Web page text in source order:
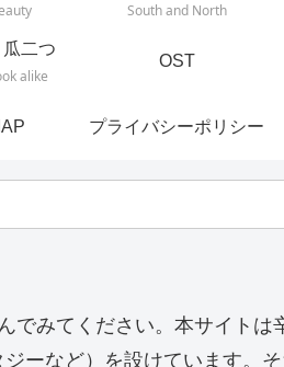
South and North
瓜二つ
alike
OST
プライバシーポリシー
みてください。本サイト
ーなど）を設けています。